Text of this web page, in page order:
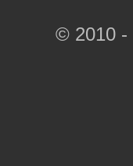
© 2010 -